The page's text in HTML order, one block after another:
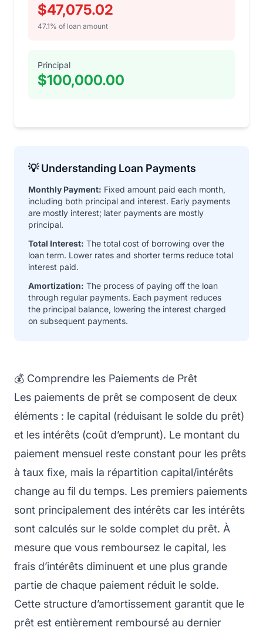
$47,075.02
47.1% of loan amount
Principal
$100,000.00
💡 Understanding Loan Payments
Monthly Payment: Fixed amount paid each month,
including both principal and interest. Early payments
are mostly interest; later payments are mostly
principal.
Total Interest: The total cost of borrowing over the
loan term. Lower rates and shorter terms reduce total
interest paid.
Amortization: The process of paying off the loan
through regular payments. Each payment reduces
the principal balance, lowering the interest charged
on subsequent payments.
💰 Comprendre les Paiements de Prêt
Les paiements de prêt se composent de deux
éléments : le capital (réduisant le solde du prêt)
et les intérêts (coût d’emprunt). Le montant du
paiement mensuel reste constant pour les prêts
à taux fixe, mais la répartition capital/intérêts
change au fil du temps. Les premiers paiements
sont principalement des intérêts car les intérêts
sont calculés sur le solde complet du prêt. À
mesure que vous remboursez le capital, les
frais d’intérêts diminuent et une plus grande
partie de chaque paiement réduit le solde.
Cette structure d’amortissement garantit que le
prêt est entièrement remboursé au dernier